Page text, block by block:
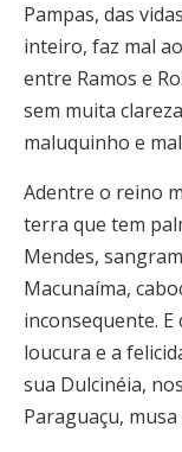
Pampas, das
inteiro, faz mal
entre Ramos e
sem muita
maluquinho e
Adentre o reino
terra que tem
Mendes,
Macunaíma,
inconsequente.
loucura e a
sua Dulcinéia,
Paraguaçu,